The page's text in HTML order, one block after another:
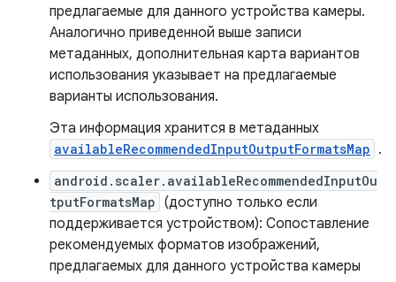
предлагаемые для данного устройства камеры.
Аналогично приведенной выше записи
метаданных, дополнительная карта вариантов
использования указывает на предлагаемые
варианты использования.
Эта информация хранится в метаданных
availableRecommendedInputOutputFormatsMap .
android.scaler.availableRecommendedInputOu
tputFormatsMap (доступно только если
поддерживается устройством): Сопоставление
рекомендуемых форматов изображений,
предлагаемых для данного устройства камеры